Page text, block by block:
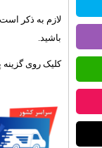
لازم به ذکر
باشید.
کلیک روی گزینه